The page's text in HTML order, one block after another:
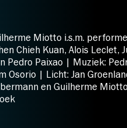
Miotto i.s.m.
Chieh Kuan, Alois Leclet,
Pedro Paixao | Muziek:
Osorio | Licht: Jan
en Guilherme